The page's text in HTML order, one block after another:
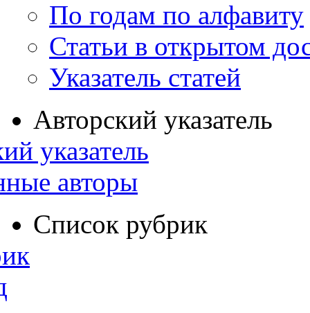
По годам по алфавиту
Статьи в открытом
Указатель статей
Авторский указатель
указатель
авторы
Список рубрик